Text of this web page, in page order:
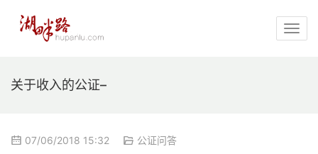
关于收入的公证–
07/06/2018 15:32 公证问答